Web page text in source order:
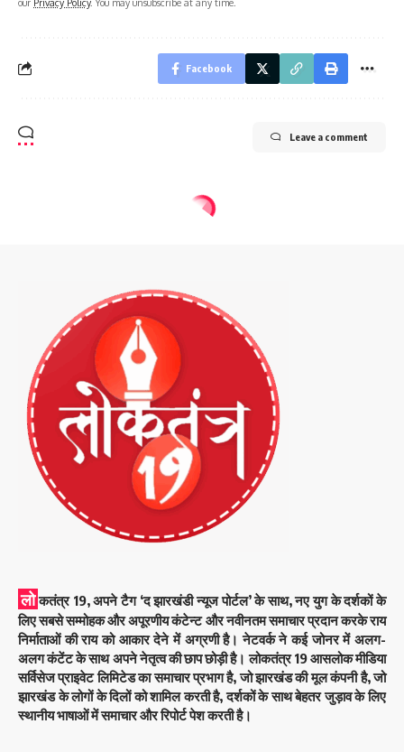
Facebook
Leave a comment
लो कतंत्र 19, अपने टैग ‘द झारखंडी न्यूज पोर्टल’ के साथ, नए युग के दर्शकों के
लिए सबसे सम्मोहक और अपूरणीय कंटेन्ट और नवीनतम समाचार प्रदान करके राय
निर्माताओं की राय को आकार देने में अग्रणी है। नेटवर्क ने कई जोनर में अलग-
अलग कंटेंट के साथ अपने नेतृत्व की छाप छोड़ी है। लोकतंत्र 19 आसलोक मीडिया
सर्विसेज प्राइवेट लिमिटेड का समाचार प्रभाग है, जो झारखंड की मूल कंपनी है, जो
झारखंड के लोगों के दिलों को शामिल करती है, दर्शकों के साथ बेहतर जुड़ाव के लिए
स्थानीय भाषाओं में समाचार और रिपोर्ट पेश करती है।